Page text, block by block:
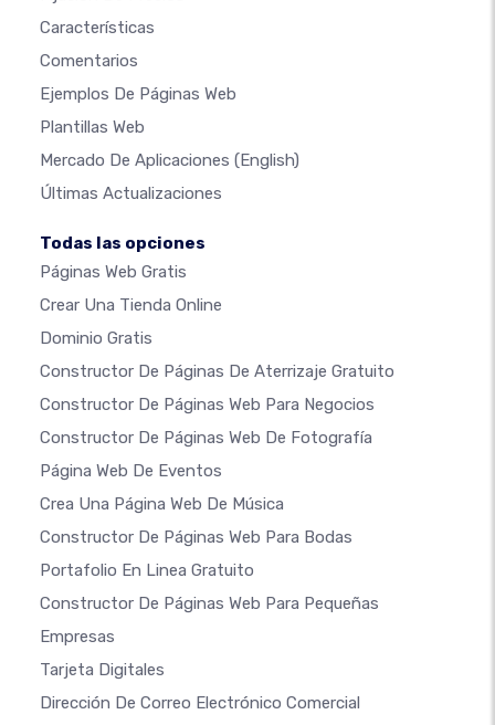
Características
Comentarios
Ejemplos De Páginas Web
Plantillas Web
Mercado De Aplicaciones (English)
Últimas Actualizaciones
Todas las opciones
Páginas Web Gratis
Crear Una Tienda Online
Dominio Gratis
Constructor De Páginas De Aterrizaje Gratuito
Constructor De Páginas Web Para Negocios
Constructor De Páginas Web De Fotografía
Página Web De Eventos
Crea Una Página Web De Música
Constructor De Páginas Web Para Bodas
Portafolio En Linea Gratuito
Constructor De Páginas Web Para Pequeñas
Empresas
Tarjeta Digitales
Dirección De Correo Electrónico Comercial